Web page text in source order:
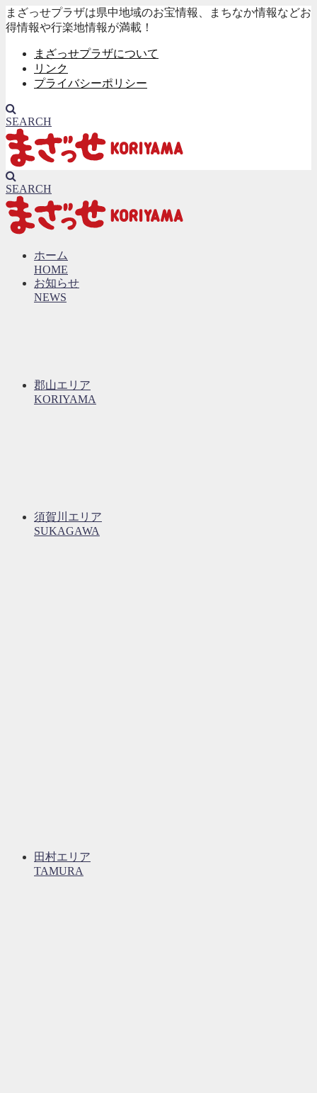
まざっせプラザは県中地域のお宝情報、まちなか情報などお
得情報や行楽地情報が満載！
まざっせプラザについて
リンク
プライバシーポリシー
SEARCH
SEARCH
ホーム
HOME
お知らせ
NEWS
郡山エリア
KORIYAMA
須賀川エリア
SUKAGAWA
田村エリア
TAMURA